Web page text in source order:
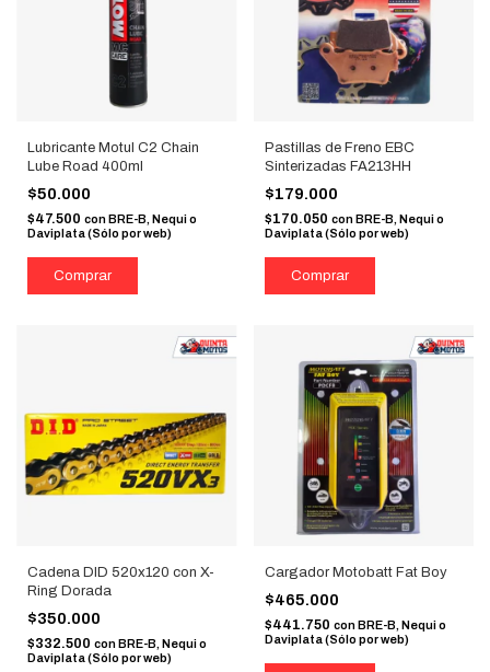
Lubricante Motul C2 Chain
Lube Road 400ml
$50.000
$47.500 con BRE-B, Nequi o
Daviplata (Sólo por web)
Pastillas de Freno EBC
Sinterizadas FA213HH
$179.000
$170.050 con BRE-B, Nequi o
Daviplata (Sólo por web)
Cadena DID 520x120 con X-
Ring Dorada
$350.000
$332.500 conBRE-B, Nequi o
Daviplata (Sólo por web)
Cargador Motobatt Fat Boy
$465.000
$441.750 con BRE-B, Nequi o
Daviplata (Sólo por web)